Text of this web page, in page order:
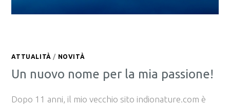
ATTUALITÀ / NOVITÀ
Un nuovo nome per la mia passione!
Dopo 11 anni, il mio vecchio sito indionature.com è